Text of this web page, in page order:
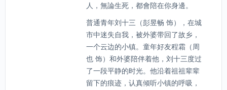
人，無論生死，都會陪在你身邊。
普通青年刘十三（彭昱畅 饰），在城
市中迷失自我，被外婆带回了故乡，
一个云边的小镇。童年好友程霜（周
也 饰）和外婆陪伴着他，刘十三度过
了一段平静的时光。他沿着祖祖辈辈
留下的痕迹，认真倾听小镇的呼吸，